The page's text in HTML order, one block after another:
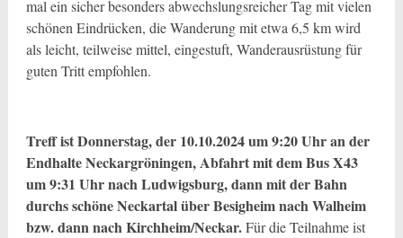
mal ein sicher besonders abwechslungsreicher Tag mit vielen
schönen Eindrücken, die Wanderung mit etwa 6,5 km wird
als leicht, teilweise mittel, eingestuft, Wanderausrüstung für
guten Tritt empfohlen.
Treff ist Donnerstag, der 10.10.2024 um 9:20 Uhr an der
Endhalte Neckargröningen, Abfahrt mit dem Bus X43
um 9:31 Uhr nach Ludwigsburg, dann mit der Bahn
durchs schöne Neckartal über Besigheim nach Walheim
bzw. dann nach Kirchheim/Neckar.Für die Teilnahme ist